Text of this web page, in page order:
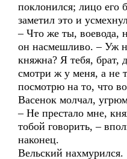
поклонился; лицо его
заметил это и
– Что же ты, воевода,
он насмешливо. – Уж
княжна? Я тебя, брат,
смотри ж у меня, а не
посмотрю на то, что
Васенок молчал,
– Не престало мне,
тобой говорить, –
наконец.
Вельский нахмурился.